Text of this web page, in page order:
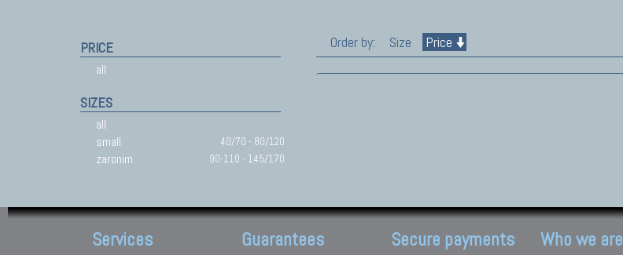
PRICE
all
SIZES
all
small
40/70 - 80/120
zaronim 90-110 - 145/170
Order by: Size Price
Services Guarantees Secure payments Who we are